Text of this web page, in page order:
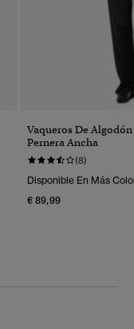
Vaqueros De
Pernera Ancha
(8)
Disponible En Más
€ 89,99